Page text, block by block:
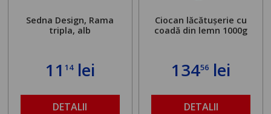
Sedna Design, Rama
tripla, alb
11 14lei
DETALII
Ciocan lăcătușerie cu
coadă din lemn 1000g
13456 lei
DETALII